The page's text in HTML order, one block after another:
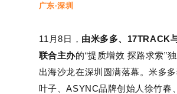
广东·深圳
11月8日， 由米多多、17TRACK
联合主办的“提质增效 探路求索”
出海沙龙在深圳圆满落幕。米多
叶子、ASYNC品牌创始人徐竹春